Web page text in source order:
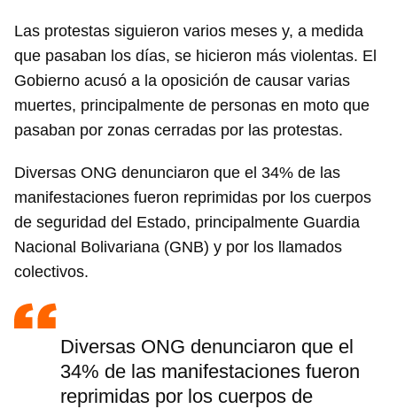
Las protestas siguieron varios meses y, a medida
que pasaban los días, se hicieron más violentas. El
Gobierno acusó a la oposición de causar varias
muertes, principalmente de personas en moto que
pasaban por zonas cerradas por las protestas.
Diversas ONG denunciaron que el 34% de las
manifestaciones fueron reprimidas por los cuerpos
de seguridad del Estado, principalmente Guardia
Nacional Bolivariana (GNB) y por los llamados
colectivos.
Diversas ONG denunciaron que el
34% de las manifestaciones fueron
reprimidas por los cuerpos de